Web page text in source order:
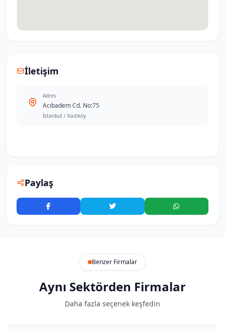
İletişim
Adres
Acıbadem Cd. No:75
İstanbul / Kadıköy
Paylaş
Benzer Firmalar
Aynı Sektörden Firmalar
Daha fazla seçenek keşfedin